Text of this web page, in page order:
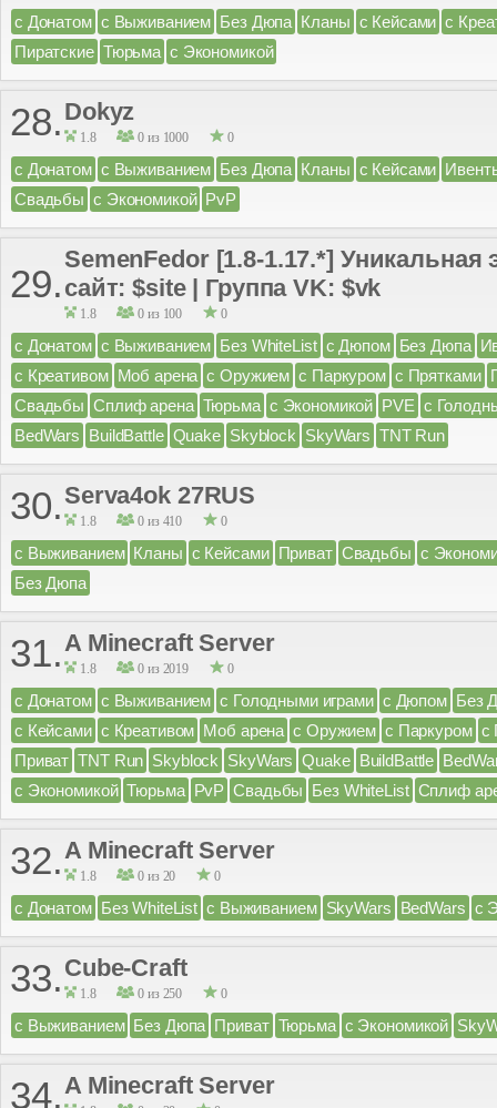
с Донатом с Выживанием Без Дюпа Кланы с Кейсами с
Пиратские Тюрьма с Экономикой
28. Dokyz
1.8 0 из 1000 0
с Донатом с Выживанием Без Дюпа Кланы с Кейсами
Свадьбы с Экономикой PvP
29.
SemenFedor [1.8-1.17.*]
сайт: $site | Группа VK: $vk
1.8 0 из 100 0
с Донатом с Выживанием Без WhiteList с Дюпом Без Дюпа
с Креативом Моб арена с Оружием с Паркуром с Прятками
Свадьбы Сплиф арена Тюрьма с Экономикой PVE с
BedWars BuildBattle Quake Skyblock SkyWars TNT Run
30. Serva4ok 27RUS
1.8 0 из 410 0
с Выживанием Кланы с Кейсами Приват Свадьбы с
Без Дюпа
31.A Minecraft Server
1.8 0 из 2019 0
с Донатом с Выживанием с Голодными играми с Дюпом Без
с Кейсами с Креативом Моб арена с Оружием с Паркуром с
Приват TNT Run Skyblock SkyWars Quake BuildBattle
с Экономикой Тюрьма PvP Свадьбы Без WhiteList Сплиф
32.A Minecraft Server
1.8 0 из 20 0
с Донатом Без WhiteList с Выживанием SkyWars BedWars с
33. Cube-Craft
1.8 0 из 250 0
с Выживанием Без Дюпа Приват Тюрьма с Экономикой
34.A Minecraft Server